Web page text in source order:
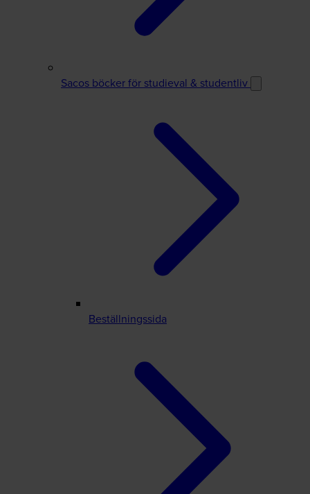
Sacos böcker för studieval & studentliv
Beställningssida